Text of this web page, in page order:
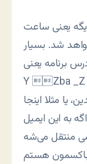
یعنی ساعت
شد. بسیار
برنامه یعنی
Y Zba
یا مثلا اینجا
به این ایمیل